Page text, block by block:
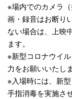
※場内でのカメラ
画・録音はお断り
ない場合は、上映
ます。
※新型コロナウイ
力をお願いいたしま
※入場時には、新
手指消毒を実施さ